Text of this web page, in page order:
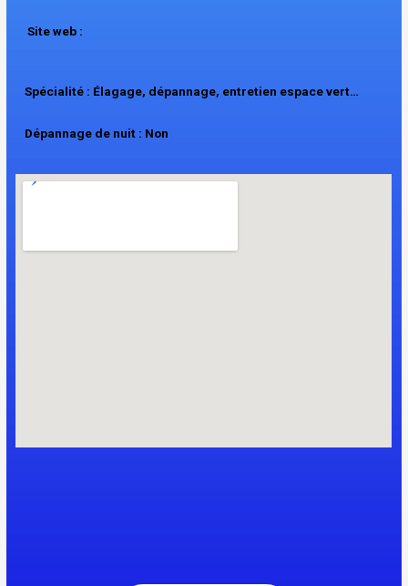
Site web :
Spécialité : Élagage, dépannage, entretien espace vert…
Dépannage de nuit : Non